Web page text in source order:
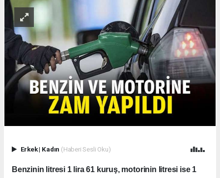
Erkek| Kadın (Haberi Sesli Oku)
Benzinin litresi 1 lira 61 kuruş, motorinin litresi ise 1